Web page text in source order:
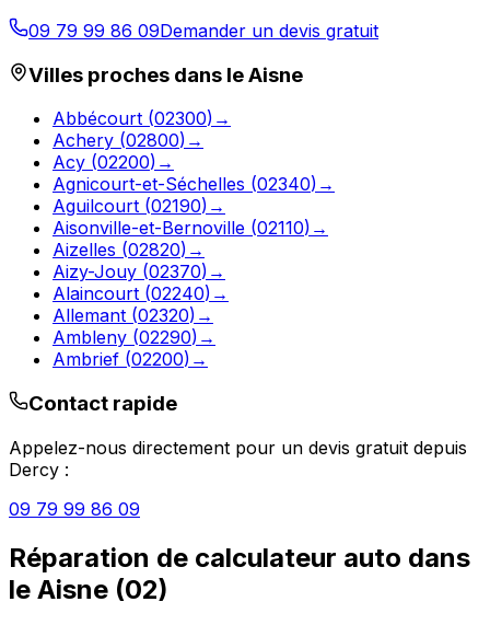
09 79 99 86 09Demander un devis gratuit
Villes proches dans leAisne
Abbécourt (02300) →
Achery (02800) →
Acy (02200) →
Agnicourt-et-Séchelles (02340) →
Aguilcourt (02190) →
Aisonville-et-Bernoville (02110) →
Aizelles (02820) →
Aizy-Jouy (02370) →
Alaincourt (02240) →
Allemant (02320) →
Ambleny (02290) →
Ambrief (02200) →
Contact rapide
Appelez-nous directement pour un devis gratuit depuis
Dercy :
09 79 99 86 09
Réparation de calculateur auto dans
le Aisne (02)